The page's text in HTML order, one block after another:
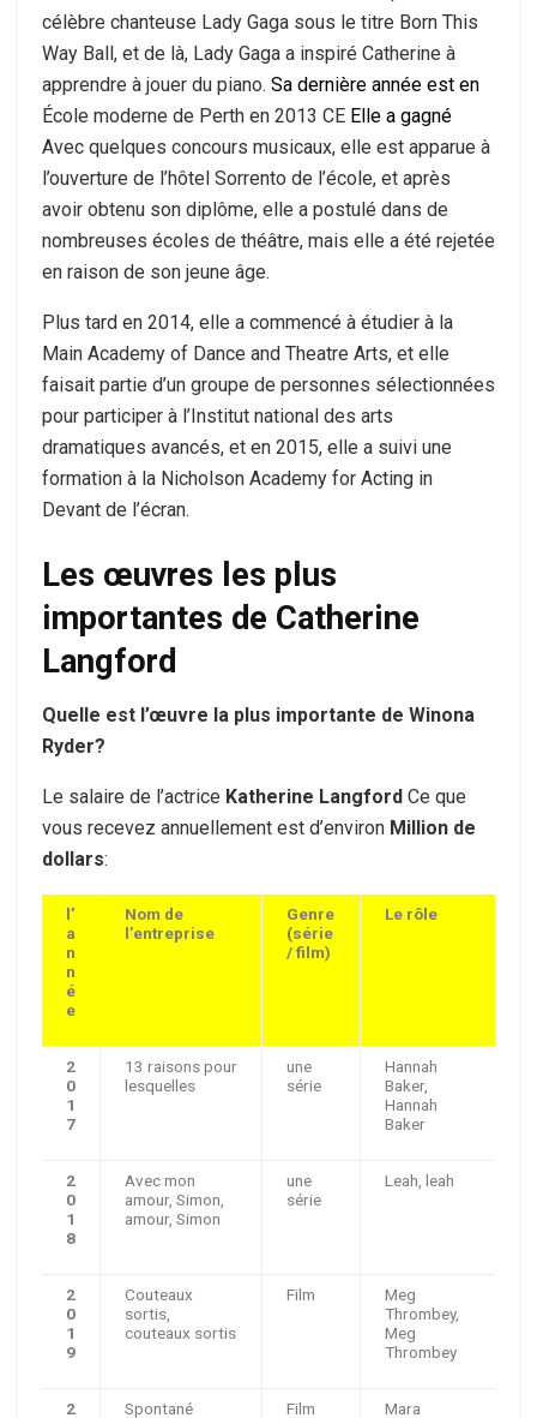
célèbre chanteuse Lady Gaga sous le titre Born This
Way Ball, et de là, Lady Gaga a inspiré Catherine à
apprendre à jouer du piano. Sa dernière année est en
École moderne de Perth en 2013 CE Elle a gagné
Avec quelques concours musicaux, elle est apparue à
l’ouverture de l’hôtel Sorrento de l’école, et après
avoir obtenu son diplôme, elle a postulé dans de
nombreuses écoles de théâtre, mais elle a été rejetée
en raison de son jeune âge.
Plus tard en 2014, elle a commencé à étudier à la
Main Academy of Dance and Theatre Arts, et elle
faisait partie d’un groupe de personnes sélectionnées
pour participer à l’Institut national des arts
dramatiques avancés, et en 2015, elle a suivi une
formation à la Nicholson Academy for Acting in
Devant de l’écran.
Les œuvres les plus
importantes de Catherine
Langford
Quelle est l’œuvre la plus importante de Winona
Ryder?
Le salaire de l’actrice Katherine Langford Ce que
vous recevez annuellement est d’environ Million de
dollars:
l’
a
n
n
é
e
Nom de
l’entreprise
Genre
(série
/ film)
Le rôle
2
0
1
7
13 raisons pour
lesquelles
une
série
Hannah
Baker,
Hannah
Baker
2
0
1
8
Avec mon
amour, Simon,
amour, Simon
une
série
Leah, leah
2
0
1
9
Couteaux
sortis,
couteaux sortis
Film
Meg
Thrombey,
Meg
Thrombey
2
Spontané Film
Mara